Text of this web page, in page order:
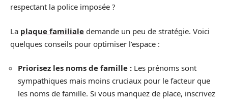
respectant la police imposée ?
La plaque familiale demande un peu de stratégie. Voici
quelques conseils pour optimiser l’espace :
Priorisez les noms de famille : Les prénoms sont
sympathiques mais moins cruciaux pour le facteur que
les noms de famille. Si vous manquez de place, inscrivez